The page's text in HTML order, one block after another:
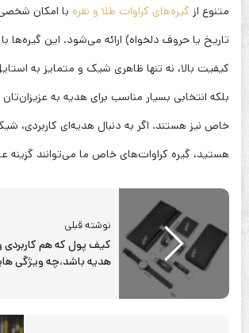
متنوع از گیره‌های کراوات طلا و نقره با امکان
تاریخ یا حروف دلخواه) ارائه می‌شود. این گیره‌ها
کیفیت بالا، نه تنها ظاهری شیک و متمایز به
بلکه انتخابی بسیار مناسب برای هدیه به
خاص نیز هستند. اگر به دنبال هدیه‌ای کاربردی،
هستید، گیره کراوات‌های خاص ما می‌توانند گزینه‌
نوشته قبلی
کیف پول که هم
هدیه باشد،چه ویژگی